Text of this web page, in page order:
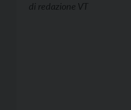
di redazione VT